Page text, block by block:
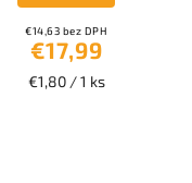
€14,63 bez DPH
€17,99
€1,80 / 1 ks